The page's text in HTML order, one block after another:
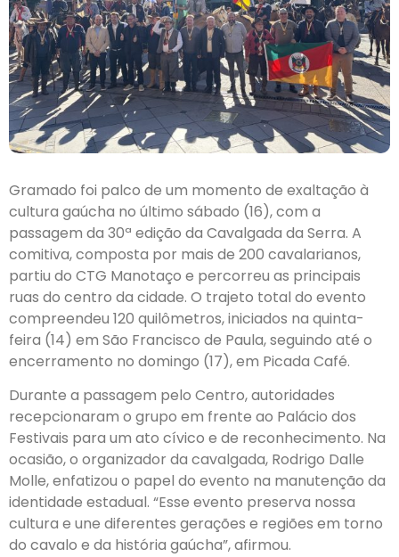
Gramado foi palco de um momento de exaltação à
cultura gaúcha no último sábado (16), com a
passagem da 30ª edição da Cavalgada da Serra. A
comitiva, composta por mais de 200 cavalarianos,
partiu do CTG Manotaço e percorreu as principais
ruas do centro da cidade. O trajeto total do evento
compreendeu 120 quilômetros, iniciados na quinta-
feira (14) em São Francisco de Paula, seguindo até o
encerramento no domingo (17), em Picada Café.
Durante a passagem pelo Centro, autoridades
recepcionaram o grupo em frente ao Palácio dos
Festivais para um ato cívico e de reconhecimento. Na
ocasião, o organizador da cavalgada, Rodrigo Dalle
Molle, enfatizou o papel do evento na manutenção da
identidade estadual. “Esse evento preserva nossa
cultura e une diferentes gerações e regiões em torno
do cavalo e da história gaúcha”, afirmou.